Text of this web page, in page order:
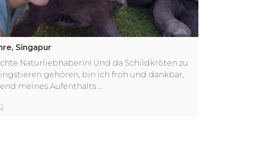
Singapur
Naturliebhaberin! Und da Schildkröten zu
gehören, bin ich froh und dankbar,
meines Aufenthalts ...